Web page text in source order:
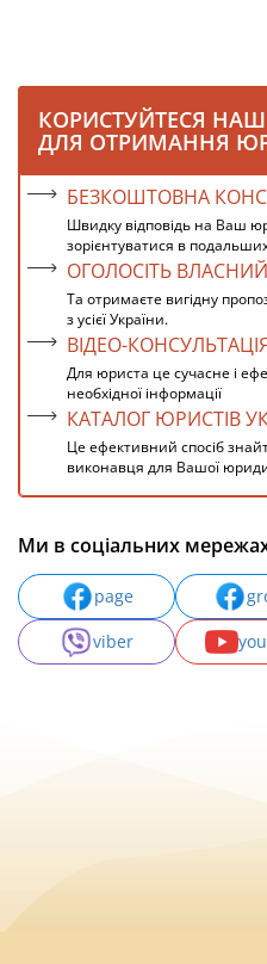
КОРИСТУЙТЕСЯ
ДЛЯ ОТРИМАННЯ
БЕЗКОШТОВНА
Швидку відповідь на Ваш
зорієнтуватися в
ОГОЛОСІТЬ
Та отримаєте вигідну
з усієї України.
ВІДЕО-
Для юриста це сучасне і
необхідної інформації
КАТАЛОГ ЮРИСТІВ
Це ефективний спосіб
виконавця для Вашої
Ми в соціальних
page
viber